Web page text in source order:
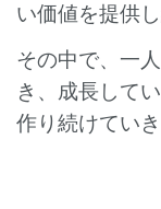
い価値を提供
その中で、一
き、成長して
作り続けてい